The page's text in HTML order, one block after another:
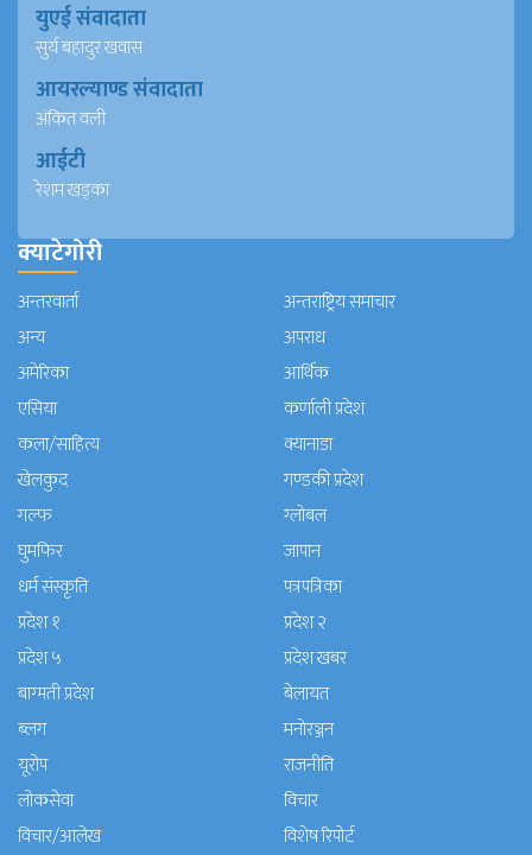
युएई संवादाता
सुर्य बहादुर खवास
आयरल्याण्ड संवादाता
अंकित वली
आईटी
रेशम खड्का
क्याटेगोरी
अन्तरवार्ता
अन्तराष्ट्रिय समाचार
अन्य
अपराध
अमेरिका
आर्थिक
एसिया
कर्णाली प्रदेश
कला/साहित्य
क्यानाडा
खेलकुद
गण्डकी प्रदेश
गल्फ
ग्लोबल
घुमफिर
जापान
धर्म संस्कृति
पत्रपत्रिका
प्रदेश १
प्रदेश २
प्रदेश ५
प्रदेश खबर
बाग्मती प्रदेश
बेलायत
ब्लग
मनाेरञ्जन
यूरोप
राजनीति
लोकसेवा
विचार
विचार/आलेख
विशेष रिपोर्ट